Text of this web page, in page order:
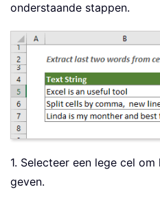
onderstaande stappen.
1. Selecteer een lege cel
geven.